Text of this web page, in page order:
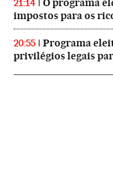
21:14
impostos para os
20:55
Programa
privilégios legais